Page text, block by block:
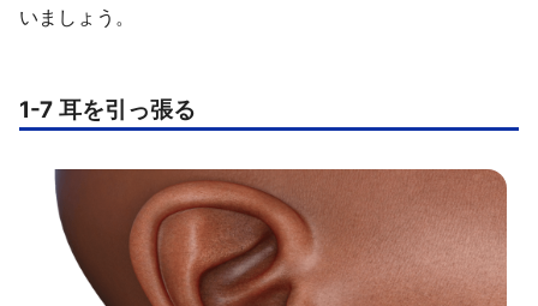
いましょう。
1-7 耳を引っ張る